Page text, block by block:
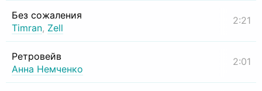
Без сожаления
Timran, Zell
2:21
Ретровейв
Анна Немченко
2:01